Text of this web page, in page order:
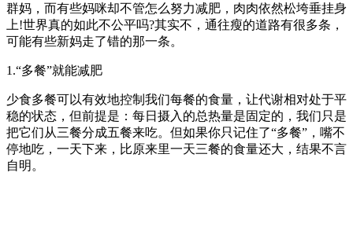
群妈，而有些妈咪却不管怎么努力减肥，肉肉依然松垮垂挂身
上!世界真的如此不公平吗?其实不，通往瘦的道路有很多条，
可能有些新妈走了错的那一条。
1.“多餐”就能减肥
少食多餐可以有效地控制我们每餐的食量，让代谢相对处于平
稳的状态，但前提是：每日摄入的总热量是固定的，我们只是
把它们从三餐分成五餐来吃。但如果你只记住了“多餐”，嘴不
停地吃，一天下来，比原来里一天三餐的食量还大，结果不言
自明。